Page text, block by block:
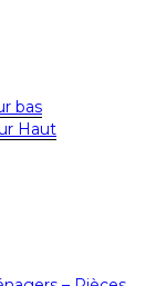
bas
Haut